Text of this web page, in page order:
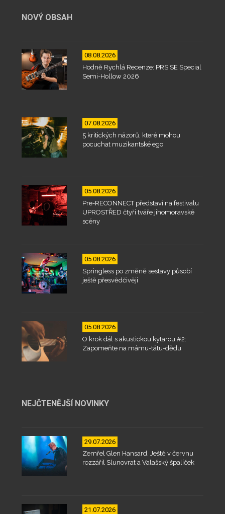
NOVÝ OBSAH
08.08.2026
Hodně Rychlá Recenze: PRS SE Special
Semi-Hollow 2026
07.08.2026
5 kritických názorů, které mohou
pocuchat muzikantské ego
05.08.2026
Pre-RECONNECT představí na festivalu
UPROSTŘED čtyři tváře jihomoravské
scény
05.08.2026
Springless po změně sestavy působí
ještě přesvědčivěji
05.08.2026
O krok dál s akustickou kytarou #2:
Zapomeňte na mámu-tátu-dědu
NEJČTENĚJŠÍ NOVINKY
29.07.2026
Zemřel Glen Hansard. Ještě v červnu
rozzářil Slunovrat a Valašský špalíček
21.07.2026